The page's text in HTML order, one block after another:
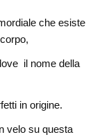
che esiste
il nome della
in origine.
velo su questa